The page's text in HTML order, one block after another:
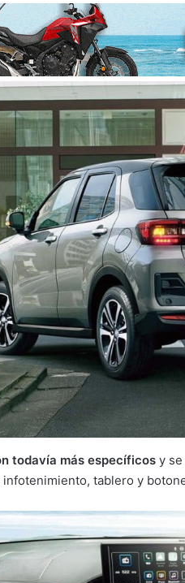
todavía más específicos y
tablero y